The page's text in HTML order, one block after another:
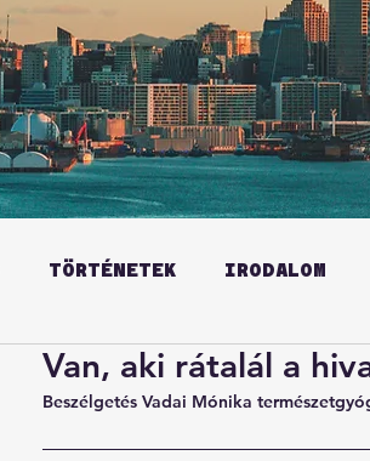
TÖRTÉNETEK IRODALOM
Van, aki rátalál a
Beszélgetés Vadai Mónika